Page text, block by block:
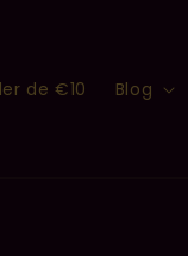
de €10 Blog